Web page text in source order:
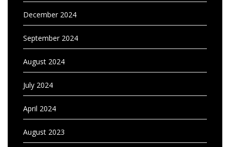
December 2024
September 2024
August 2024
July 2024
April 2024
August 2023